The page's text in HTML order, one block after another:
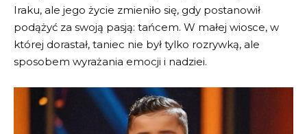
Iraku, ale jego życie zmieniło się, gdy postanowił
podążyć za swoją pasją: tańcem. W małej wiosce, w
której dorastał, taniec nie był tylko rozrywką, ale
sposobem wyrażania emocji i nadziei.